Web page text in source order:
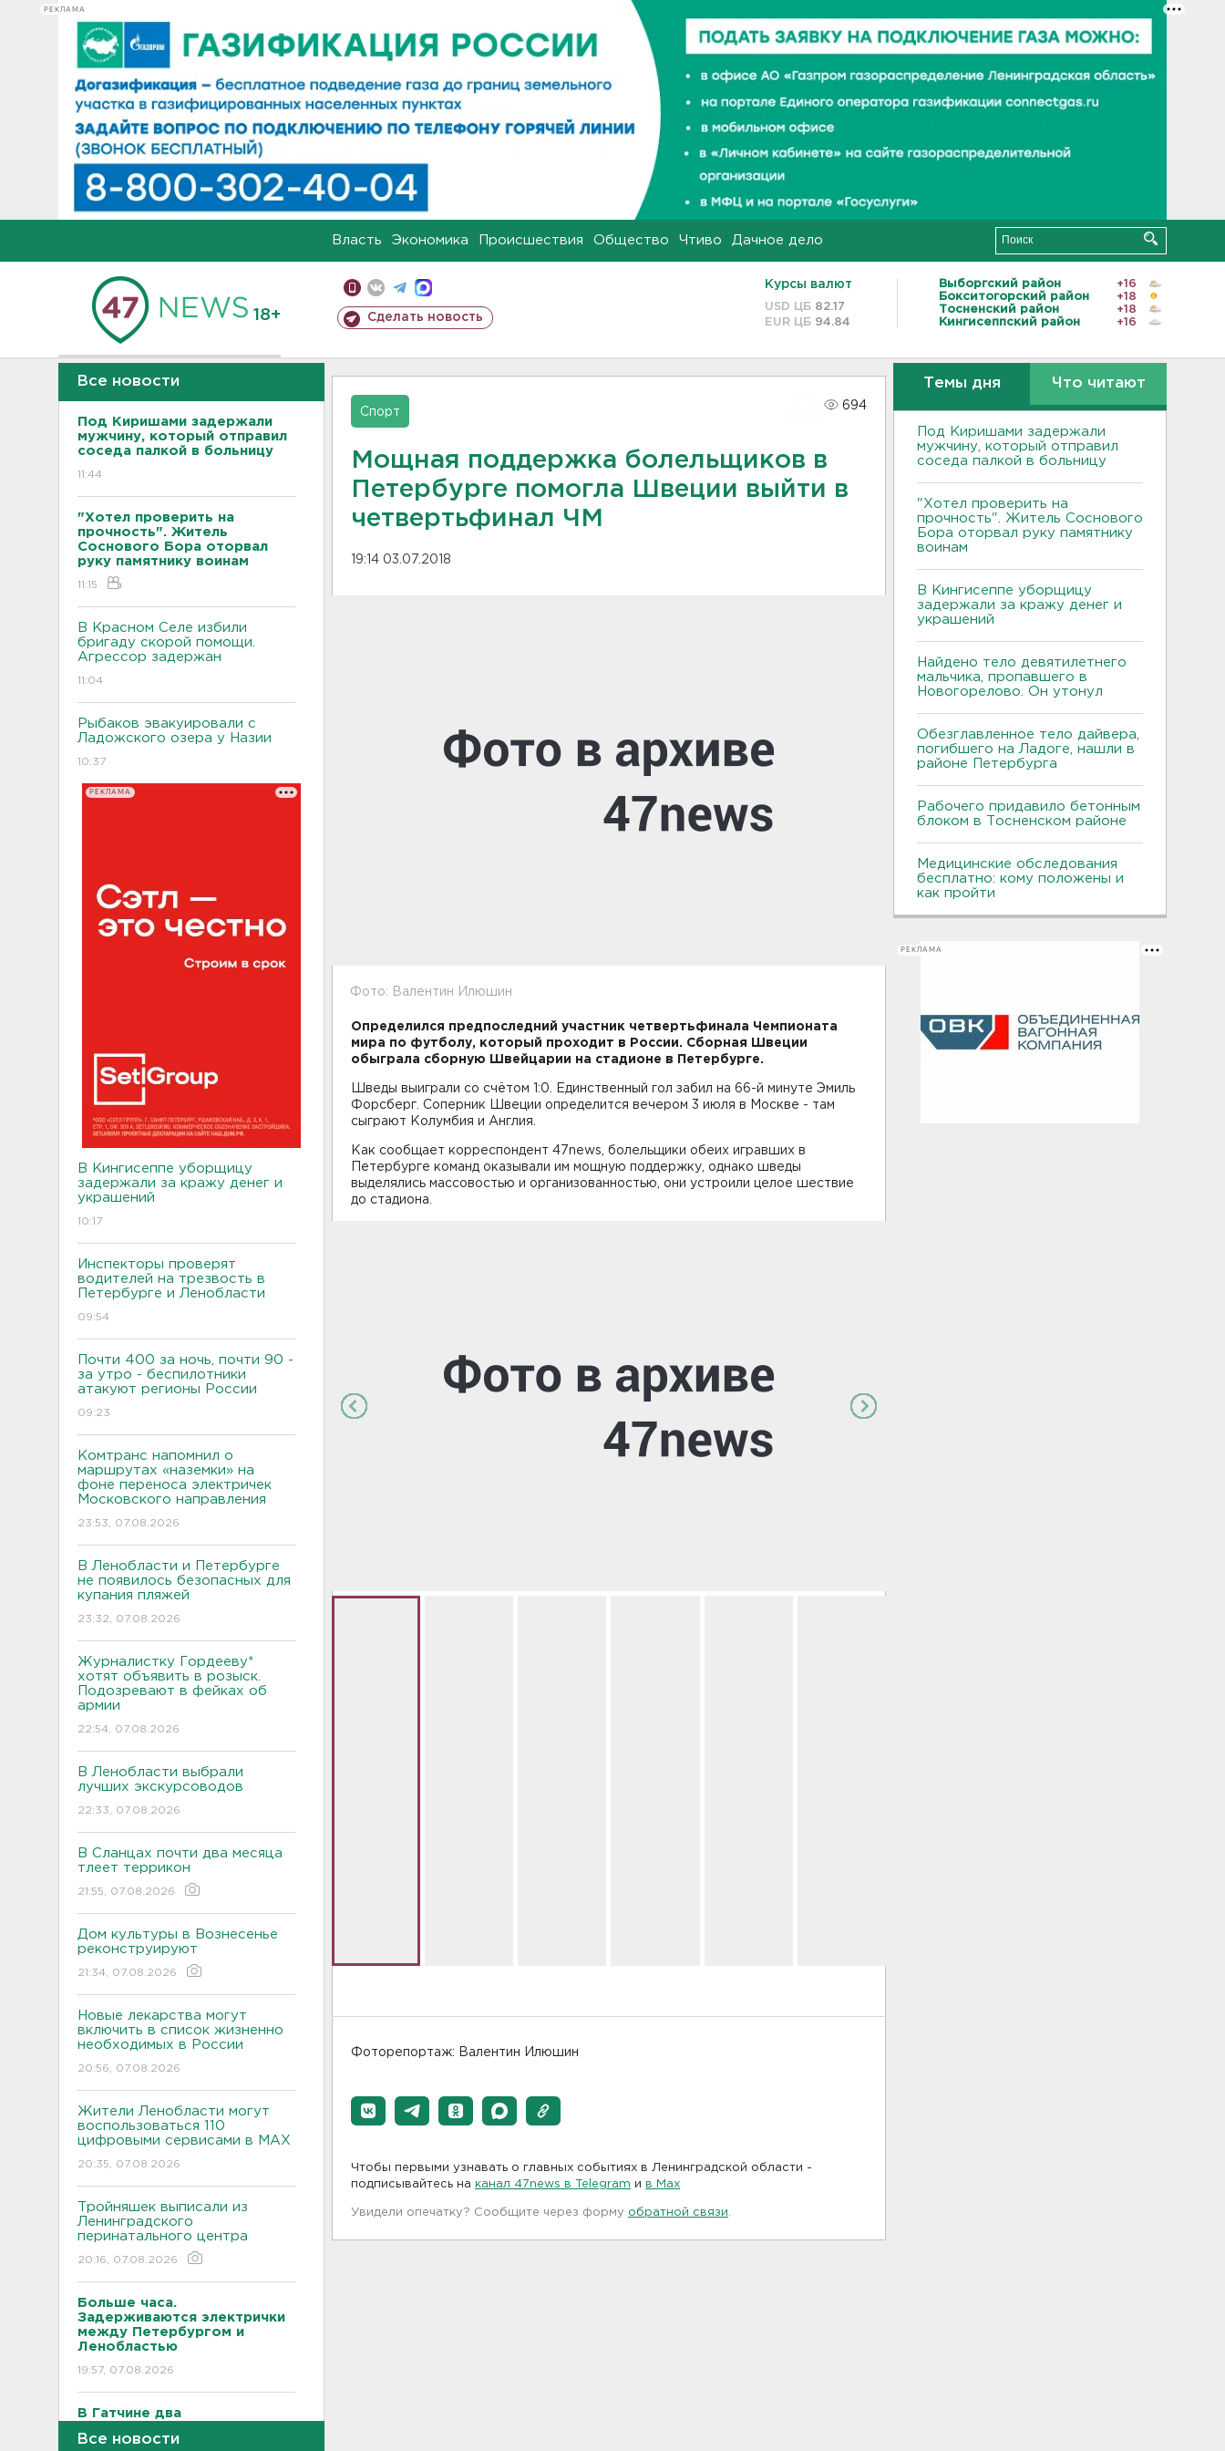
РЕКЛАМА
Власть Экономика Происшествия Общество Чтиво Дачное дело
18+ Сделать новость
Курсы валют
USD ЦБ 82.17
EUR ЦБ 94.84
Выборгский район
+16
Бокситогорский район
+18
Тосненский район
+18
Кингисеппский район
+16
Все новости
Под Киришами задержали
мужчину, который отправил
соседа палкой в больницу
11:44
"Хотел проверить на
прочность". Житель
Соснового Бора оторвал
руку памятнику воинам
11:15
В Красном Селе избили
бригаду скорой помощи.
Агрессор задержан
11:04
Рыбаков эвакуировали с
Ладожского озера у Назии
10:37
РЕКЛАМА
В Кингисеппе уборщицу
задержали за кражу денег и
украшений
10:17
Инспекторы проверят
водителей на трезвость в
Петербурге и Ленобласти
09:54
Почти 400 за ночь, почти 90 -
за утро - беспилотники
атакуют регионы России
09:23
Комтранс напомнил о
маршрутах «наземки» на
фоне переноса электричек
Московского направления
23:53, 07.08.2026
В Ленобласти и Петербурге
не появилось безопасных для
купания пляжей
23:32, 07.08.2026
Журналистку Гордееву*
хотят объявить в розыск.
Подозревают в фейках об
армии
22:54, 07.08.2026
В Ленобласти выбрали
лучших экскурсоводов
22:33, 07.08.2026
В Сланцах почти два месяца
тлеет террикон
21:55, 07.08.2026
Дом культуры в Вознесенье
реконструируют
21:34, 07.08.2026
Новые лекарства могут
включить в список жизненно
необходимых в России
20:56, 07.08.2026
Жители Ленобласти могут
воспользоваться 110
цифровыми сервисами в МАХ
20:35, 07.08.2026
Тройняшек выписали из
Ленинградского
перинатального центра
20:16, 07.08.2026
Больше часа.
Задерживаются электрички
между Петербургом и
Ленобластью
19:57, 07.08.2026
В Гатчине два
дорогу
Все новости
Спорт
694
Мощная поддержка болельщиков в
Петербурге помогла Швеции выйти в
четвертьфинал ЧМ
19:14 03.07.2018
Фото: Валентин Илюшин
Определился предпоследний участник четвертьфинала Чемпионата
мира по футболу, который проходит в России. Сборная Швеции
обыграла сборную Швейцарии на стадионе в Петербурге.
Шведы выиграли со счётом 1:0. Единственный гол забил на 66-й минуте Эмиль
Форсберг. Соперник Швеции определится вечером 3 июля в Москве - там
сыграют Колумбия и Англия.
Как сообщает корреспондент 47news, болельщики обеих игравших в
Петербурге команд оказывали им мощную поддержку, однако шведы
выделялись массовостью и организованностью, они устроили целое шествие
до стадиона.
Фоторепортаж: Валентин Илюшин
Чтобы первыми узнавать о главных событиях в Ленинградской области -
подписывайтесь на канал 47news в Telegram и в Maх
Увидели опечатку? Сообщите через форму обратной связи
Темы дня Что читают
Под Киришами задержали
мужчину, который отправил
соседа палкой в больницу
"Хотел проверить на
прочность". Житель Соснового
Бора оторвал руку памятнику
воинам
В Кингисеппе уборщицу
задержали за кражу денег и
украшений
Найдено тело девятилетнего
мальчика, пропавшего в
Новогорелово. Он утонул
Обезглавленное тело дайвера,
погибшего на Ладоге, нашли в
районе Петербурга
Рабочего придавило бетонным
блоком в Тосненском районе
Медицинские обследования
бесплатно: кому положены и
как пройти
РЕКЛАМА